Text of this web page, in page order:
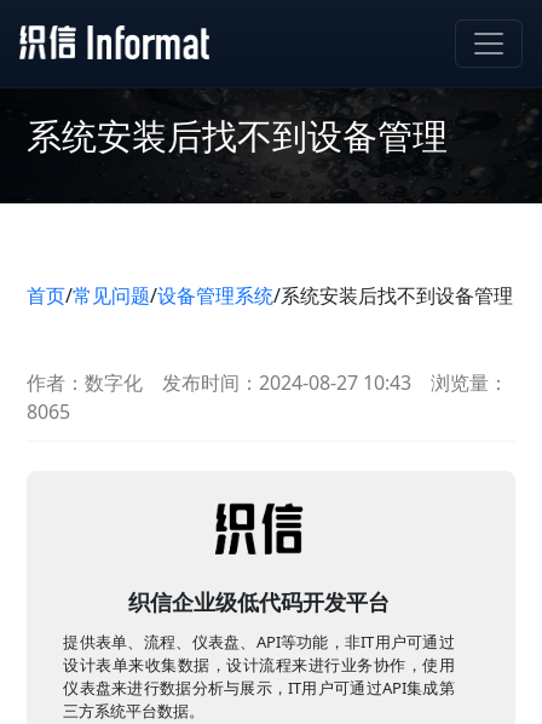
系统安装后找不到设备管理
首页/常见问题/设备管理系统/系统安装后找不到设备管理
作者：数字化 发布时间：2024-08-27 10:43
浏览量：
8065
织信企业级低代码开发平台
提供表单、流程、仪表盘、API等功能，非IT用户可通过
设计表单来收集数据，设计流程来进行业务协作，使用
仪表盘来进行数据分析与展示，IT用户可通过API集成第
三方系统平台数据。